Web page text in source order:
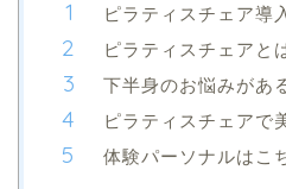
ピラティスチェア導
ピラティスチェアと
下半身のお悩みがあ
ピラティスチェアで
体験パーソナルはこ